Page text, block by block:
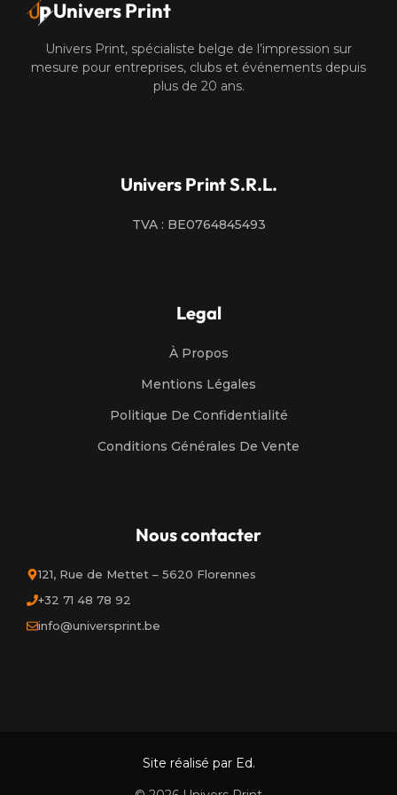
Univers Print
Univers Print, spécialiste belge de l’impression sur
mesure pour entreprises, clubs et événements depuis
plus de 20 ans.
Univers Print S.R.L.
TVA : BE0764845493
Legal
À Propos
Mentions Légales
Politique De Confidentialité
Conditions Générales De Vente
Nous contacter
121, Rue de Mettet – 5620 Florennes
+32 71 48 78 92
info@universprint.be
Site réalisé par Ed.